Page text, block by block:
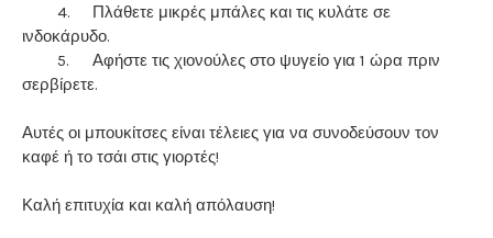
4.
Πλάθετε μικρές μπάλες και τις κυλάτε σε
ινδοκάρυδο.
5.
Αφήστε τις χιονούλες στο ψυγείο για 1 ώρα πριν
σερβίρετε.
Αυτές οι μπουκίτσες είναι τέλειες για να συνοδεύσουν τον
καφέ ή το τσάι στις γιορτές!
Καλή επιτυχία και καλή απόλαυση!